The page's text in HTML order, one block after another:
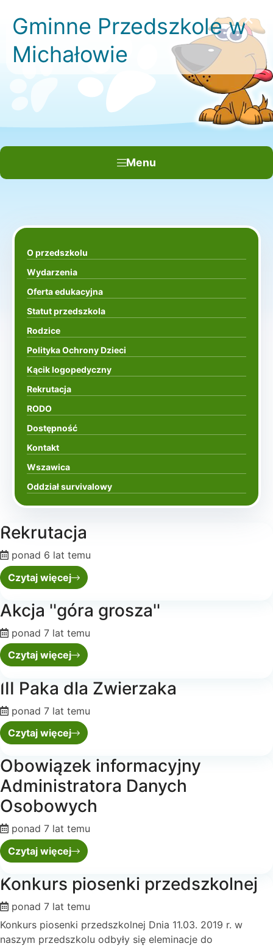
Gminne Przedszkole w
Michałowie
Menu
×
O przedszkolu
Wydarzenia
Oferta edukacyjna
Statut przedszkola
Rodzice
Polityka Ochrony Dzieci
Kącik logopedyczny
Rekrutacja
RODO
Dostępność
Kontakt
Wszawica
Oddział survivalowy
Rekrutacja
ponad 6 lat temu
Czytaj więcej
Akcja ''góra grosza''
ponad 7 lat temu
Czytaj więcej
III Paka dla Zwierzaka
ponad 7 lat temu
Czytaj więcej
Obowiązek informacyjny
Administratora Danych
Osobowych
ponad 7 lat temu
Czytaj więcej
Konkurs piosenki przedszkolnej
ponad 7 lat temu
Konkurs piosenki przedszkolnej Dnia 11.03. 2019 r. w
naszym przedszkolu odbyły się eleminacje do